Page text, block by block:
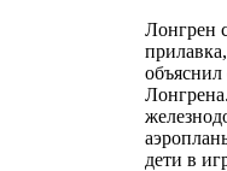
Лонгрен
объяснил
дети в